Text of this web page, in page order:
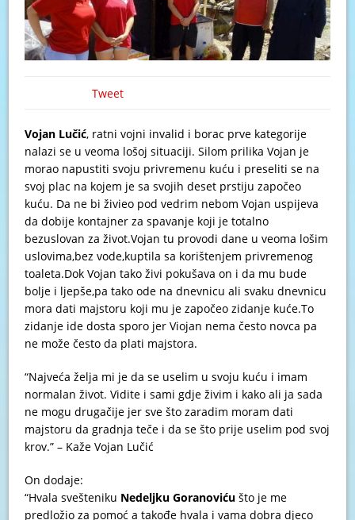
Tweet
Vojan Lučić, ratni vojni invalid i borac prve kategorije
nalazi se u veoma lošoj situaciji. Silom prilika Vojan je
morao napustiti svoju privremenu kuću i preseliti se na
svoj plac na kojem je sa svojih deset prstiju započeo
kuću. Da ne bi živieo pod vedrim nebom Vojan uspijeva
da dobije kontajner za spavanje koji je totalno
bezuslovan za život.Vojan tu provodi dane u veoma lošim
uslovima,bez vode,kuptila sa korištenjem privremenog
toaleta.Dok Vojan tako živi pokušava on i da mu bude
bolje i ljepše,pa tako ode na dnevnicu ali svaku dnevnicu
mora dati majstoru koji mu je započeo zidanje kuće.To
zidanje ide dosta sporo jer Viojan nema često novca pa
ne može često da plati majstora.
“Najveća želja mi je da se uselim u svoju kuću i imam
normalan život. Vidite i sami gdje živim i kako ali ja sada
ne mogu drugačije jer sve što zaradim moram dati
majstoru da gradnja teče i da se što prije uselim pod svoj
krov.” – Kaže Vojan Lučić
On dodaje:
“Hvala svešteniku Nedeljku Goranoviću što je me
predložio za pomoć a takođe hvala i vama dobra djeco